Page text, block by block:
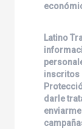
Latino
inscritos
darle